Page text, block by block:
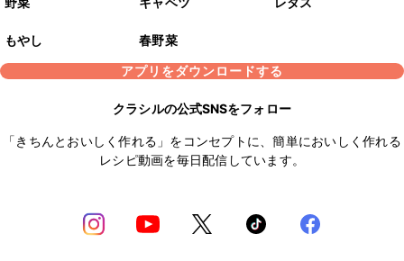
もやし
春野菜
アプリをダウンロードする
クラシルの公式SNSをフォロー
「きちんとおいしく作れる」をコンセプトに、簡単においしく作れる
レシピ動画を毎日配信しています。